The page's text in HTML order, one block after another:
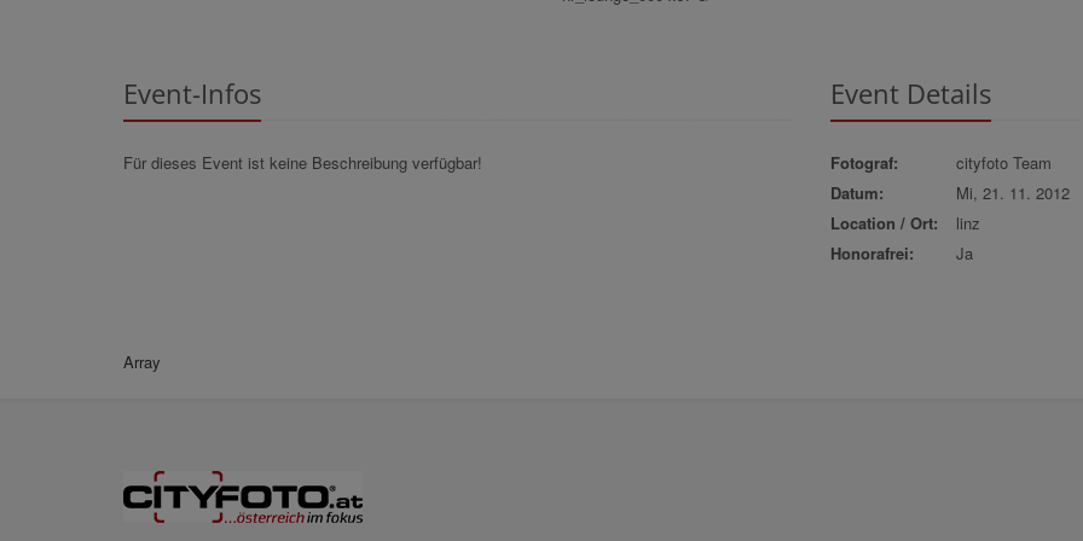
Event-Infos
Für dieses Event ist keine Beschreibung verfügbar!
Event Details
Fotograf:
cityfoto Team
Datum:
Mi, 21. 11. 2012
Location / Ort:
linz
Honorafrei:
Ja
Array